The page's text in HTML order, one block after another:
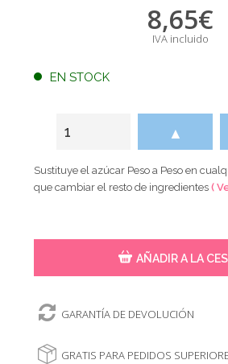
8,65€
IVA incluido
EN STOCK
▲
Sustituye el azúcar Peso a Peso en
que cambiar el resto de ingredientes(
AÑADIR A LA
GARANTÍA DE DEVOLUCIÓN
GRATIS PARA PEDIDOS